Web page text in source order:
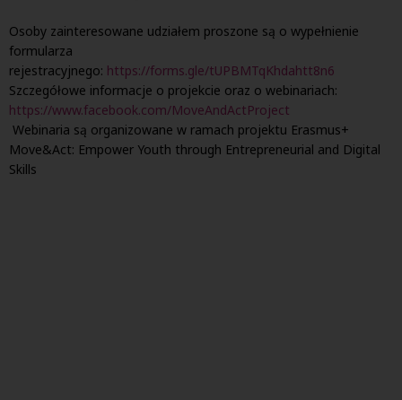
Osoby zainteresowane udziałem proszone są o wypełnienie
formularza
rejestracyjnego: https://forms.gle/tUPBMTqKhdahtt8n6
Szczegółowe informacje o projekcie oraz o webinariach:
https://www.facebook.com/MoveAndActProject
Webinaria są organizowane w ramach projektu Erasmus+
Move&Act: Empower Youth through Entrepreneurial and Digital
Skills